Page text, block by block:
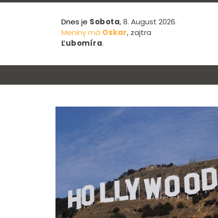
Dnes je Sobota, 8. August 2026.
Meniny má Oskar, zajtra
Ľubomíra.